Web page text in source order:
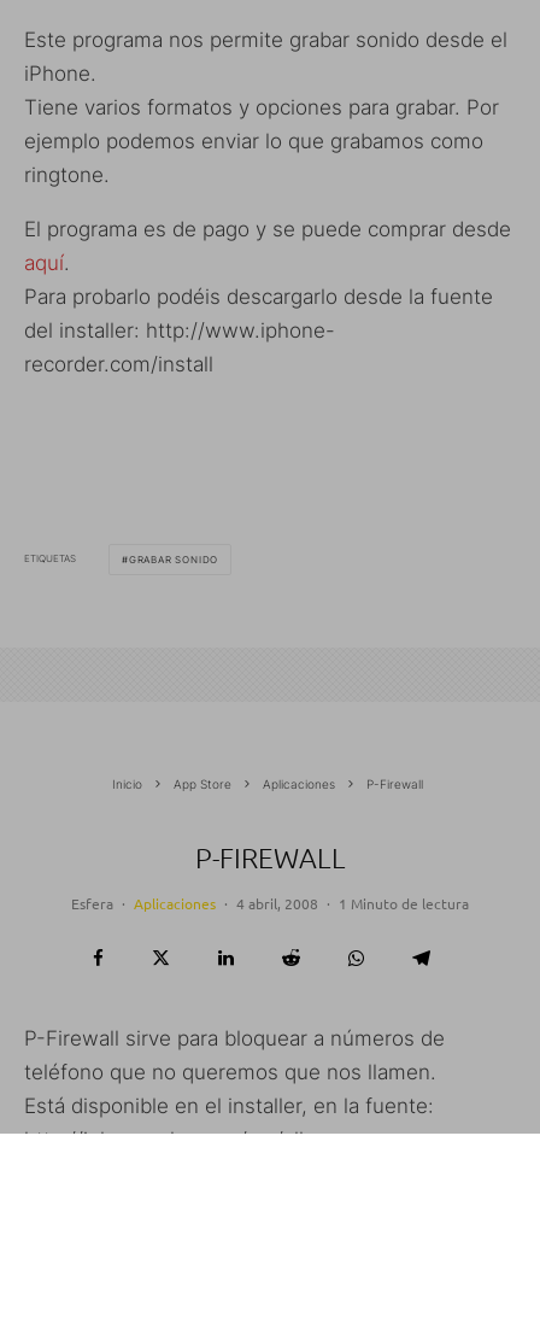
Este programa nos permite grabar sonido desde el
iPhone.
Tiene varios formatos y opciones para grabar. Por
ejemplo podemos enviar lo que grabamos como
ringtone.
El programa es de pago y se puede comprar desde
aquí.
Para probarlo podéis descargarlo desde la fuente
del installer: http://www.iphone-
recorder.com/install
ETIQUETAS GRABAR SONIDO
Inicio App Store Aplicaciones P-Firewall
P-FIREWALL
Esfera · Aplicaciones · 4 abril, 2008 · 1 Minuto de lectura
P-Firewall sirve para bloquear a números de
teléfono que no queremos que nos llamen.
Está disponible en el installer, en la fuente:
http://iphonecake.com/src/all o